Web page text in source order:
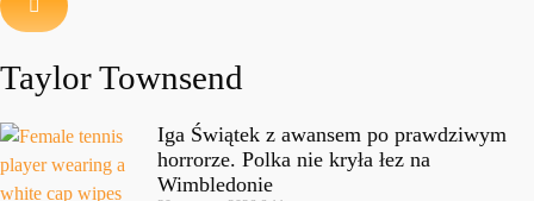
Taylor Townsend
Iga Świątek z awansem po prawdziwym
horrorze. Polka nie kryła łez na
Wimbledonie